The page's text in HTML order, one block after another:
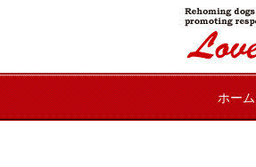
lovefive
ホーム